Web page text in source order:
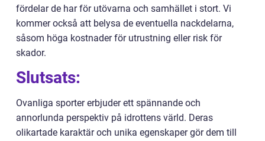
fördelar de har för utövarna och samhället i stort. Vi
kommer också att belysa de eventuella nackdelarna,
såsom höga kostnader för utrustning eller risk för
skador.
Slutsats:
Ovanliga sporter erbjuder ett spännande och
annorlunda perspektiv på idrottens värld. Deras
olikartade karaktär och unika egenskaper gör dem till